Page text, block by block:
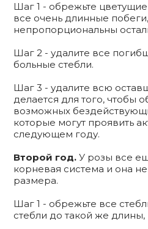
Шаг 1 - обрежьте
все очень длинные
непропорциональны
Шаг 2 - удалите все
больные стебли.
Шаг 3 - удалите всю
делается для того, чтобы
возможных
которые могут проявить
следующем году.
Второй год. У розы все
корневая система и она
размера.
Шаг 1 - обрежьте все
стебли до такой же длины,